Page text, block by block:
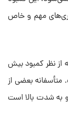
مهم و خاص
از نظر کمبود بیش
متأسفانه بعضی از
به شدت بالا است